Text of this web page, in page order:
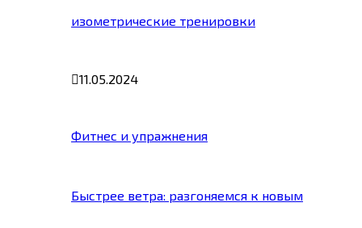
изометрические тренировки
11.05.2024
Фитнес и упражнения
Быстрее ветра: разгоняемся к новым